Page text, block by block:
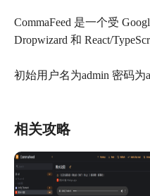
CommaFeed 是一个受
Dropwizard 和 React/
初始用户名为admin 密码为
相关攻略